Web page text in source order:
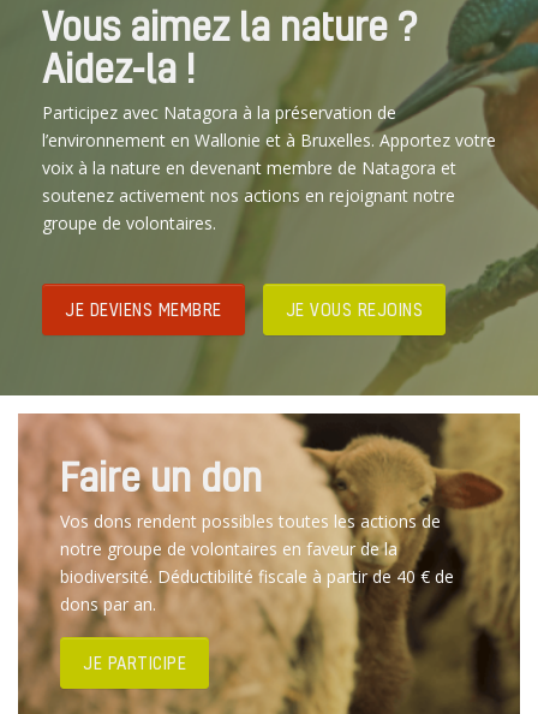
Vous aimez la nature ?
Aidez-la !
Participez avec Natagora à la préservation de
l’environnement en Wallonie et à Bruxelles. Apportez votre
voix à la nature en devenant membre de Natagora et
soutenez activement nos actions en rejoignant notre
groupe de volontaires.
JE DEVIENS MEMBRE JE VOUS REJOINS
Faire un don
Vos dons rendent possibles toutes les actions de
notre groupe de volontaires en faveur de la
biodiversité. Déductibilité fiscale à partir de 40 € de
dons par an.
JE PARTICIPE